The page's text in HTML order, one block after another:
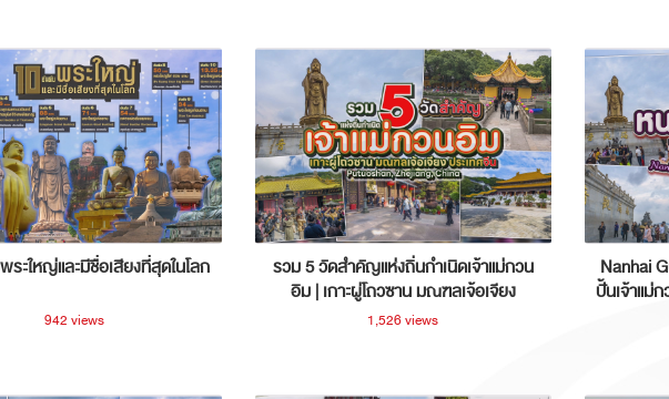
ะใหญ่และมีชื่อเสียงที่สุดในโลก
942 views
รวม 5 วัดสำคัญแห่งถิ่นกำเนิดเจ้าแม่กวน
อิม | เกาะผู่โถวซาน มณฑลเจ้อเจียง
ประเทศจีน
1,526 views
Nanhai
ปั้นเจ้าแม่